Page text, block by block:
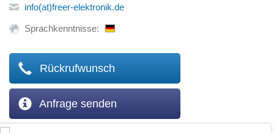
info(at)freer-elektronik.de
Sprachkenntnisse:
Rückrufwunsch
Anfrage senden